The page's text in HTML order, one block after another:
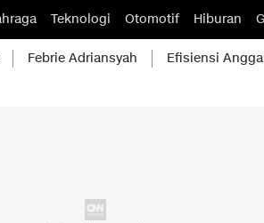
Teknologi Otomotif Hiburan
Febrie Adriansyah Efisiensi